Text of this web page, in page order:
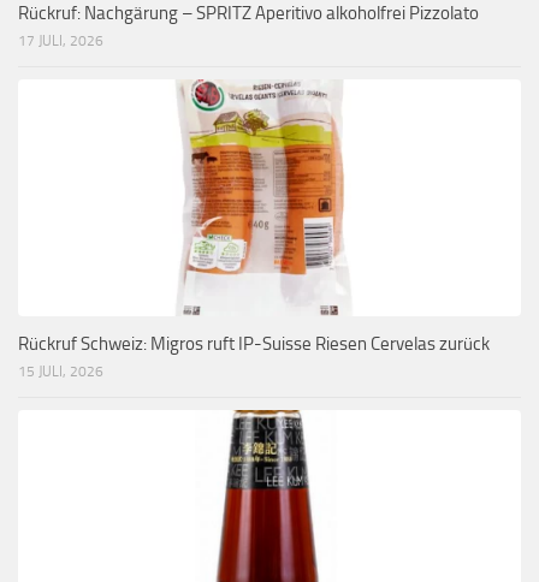
Rückruf: Nachgärung – SPRITZ Aperitivo alkoholfrei Pizzolato
17 JULI, 2026
Rückruf Schweiz: Migros ruft IP-Suisse Riesen Cervelas zurück
15 JULI, 2026